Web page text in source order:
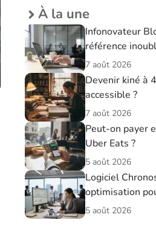
À la une
Infonovateur
référence
7 août 2026
Devenir kiné à
accessible ?
7 août 2026
Peut-on payer
Uber Eats ?
5 août 2026
Logiciel
optimisation
5 août 2026